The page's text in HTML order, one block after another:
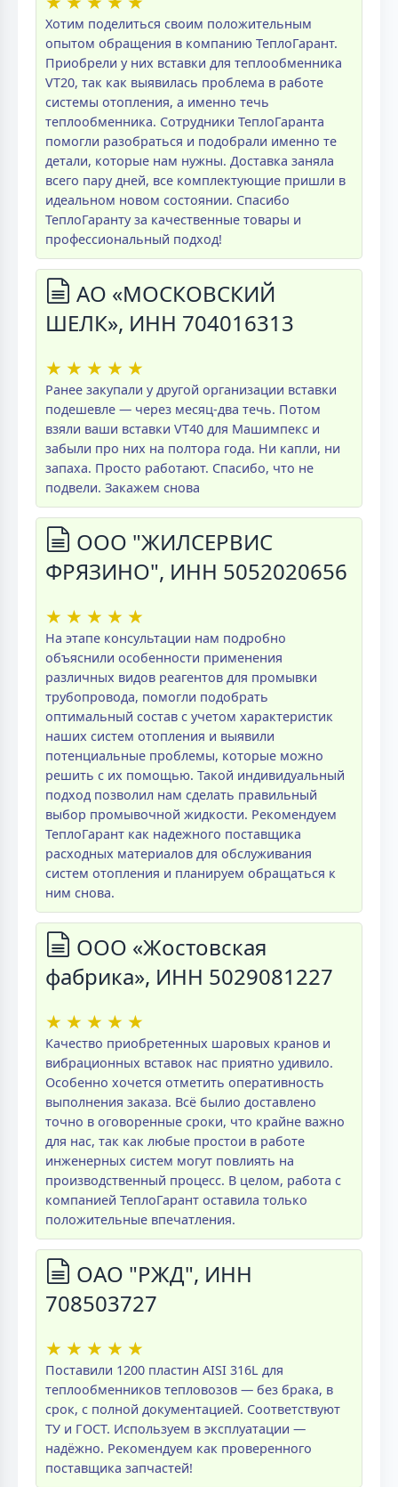
Хотим поделиться своим положительным
опытом обращения в компанию ТеплоГарант.
Приобрели у них вставки для теплообменника
VT20, так как выявилась проблема в работе
системы отопления, а именно течь
теплообменника. Сотрудники ТеплоГаранта
помогли разобраться и подобрали именно те
детали, которые нам нужны. Доставка заняла
всего пару дней, все комплектующие пришли в
идеальном новом состоянии. Спасибо
ТеплоГаранту за качественные товары и
профессиональный подход!
АО «МОСКОВСКИЙ
ШЕЛК», ИНН 704016313
★ ★ ★ ★ ★
Ранее закупали у другой организации вставки
подешевле — через месяц-два течь. Потом
взяли ваши вставки VT40 для Машимпекс и
забыли про них на полтора года. Ни капли, ни
запаха. Просто работают. Спасибо, что не
подвели. Закажем снова
ООО "ЖИЛСЕРВИС
ФРЯЗИНО", ИНН 5052020656
★ ★ ★ ★ ★
На этапе консультации нам подробно
объяснили особенности применения
различных видов реагентов для промывки
трубопровода, помогли подобрать
оптимальный состав с учетом характеристик
наших систем отопления и выявили
потенциальные проблемы, которые можно
решить с их помощью. Такой индивидуальный
подход позволил нам сделать правильный
выбор промывочной жидкости. Рекомендуем
ТеплоГарант как надежного поставщика
расходных материалов для обслуживания
систем отопления и планируем обращаться к
ним снова.
ООО «Жостовская
фабрика», ИНН 5029081227
★ ★ ★ ★ ★
Качество приобретенных шаровых кранов и
вибрационных вставок нас приятно удивило.
Особенно хочется отметить оперативность
выполнения заказа. Всё былио доставлено
точно в оговоренные сроки, что крайне важно
для нас, так как любые простои в работе
инженерных систем могут повлиять на
производственный процесс. В целом, работа с
компанией ТеплоГарант оставила только
положительные впечатления.
ОАО "РЖД", ИНН
708503727
★ ★ ★ ★ ★
Поставили 1200 пластин AISI 316L для
теплообменников тепловозов — без брака, в
срок, с полной документацией. Соответствуют
ТУ и ГОСТ. Используем в эксплуатации —
надёжно. Рекомендуем как проверенного
поставщика запчастей!